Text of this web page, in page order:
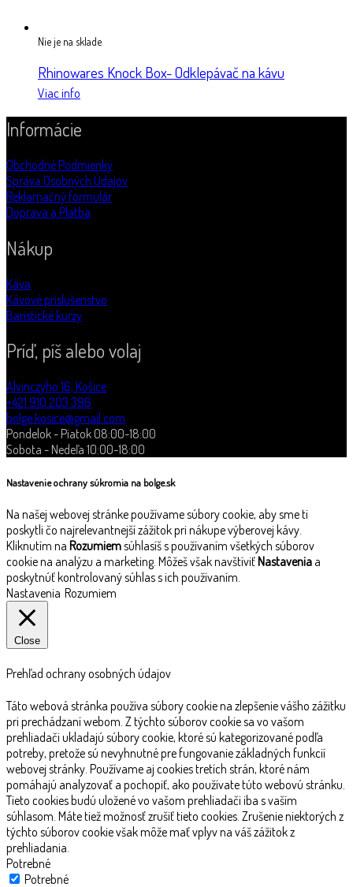
Nie je na sklade
Rhinowares Knock Box- Odklepávač na kávu
Viac info
Informácie
Obchodné Podmienky
Správa Osobných Údajov
Reklamačný formulár
Doprava a Platba
Nákup
Káva
Kávové príslušenstvo
Baristické kurzy
Príď, píš alebo volaj
Alvinczyho 16, Košice
+421 910 203 396
bolge.kosice@gmail.com
Pondelok - Piatok 08:00-18:00
Sobota - Nedeľa 10:00-18:00
Nastavenie ochrany súkromia na bolge.sk
Na našej webovej stránke používame súbory cookie, aby sme ti
poskytli čo najrelevantnejší zážitok pri nákupe výberovej kávy.
Kliknutím na Rozumiemsúhlasíš s používaním všetkých súborov
cookie na analýzu a marketing. Môžeš však navštíviťNastavenia a
poskytnúť kontrolovaný súhlas s ich používaním.
Nastavenia Rozumiem
Close
Prehľad ochrany osobných údajov
Táto webová stránka používa súbory cookie na zlepšenie vášho zážitku
pri prechádzaní webom. Z týchto súborov cookie sa vo vašom
prehliadači ukladajú súbory cookie, ktoré sú kategorizované podľa
potreby, pretože sú nevyhnutné pre fungovanie základných funkcií
webovej stránky. Používame aj cookies tretích strán, ktoré nám
pomáhajú analyzovať a pochopiť, ako používate túto webovú stránku.
Tieto cookies budú uložené vo vašom prehliadači iba s vaším
súhlasom. Máte tiež možnosť zrušiť tieto cookies. Zrušenie niektorých z
týchto súborov cookie však môže mať vplyv na váš zážitok z
prehliadania.
Potrebné
Potrebné